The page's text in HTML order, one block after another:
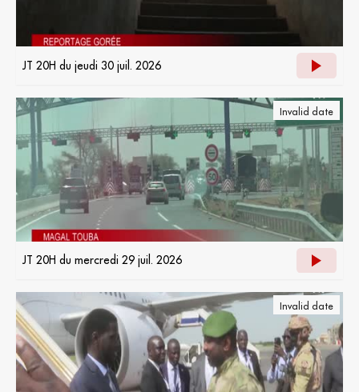
JT 20H du jeudi 30 juil. 2026
Invalid date
JT 20H du mercredi 29 juil. 2026
Invalid date